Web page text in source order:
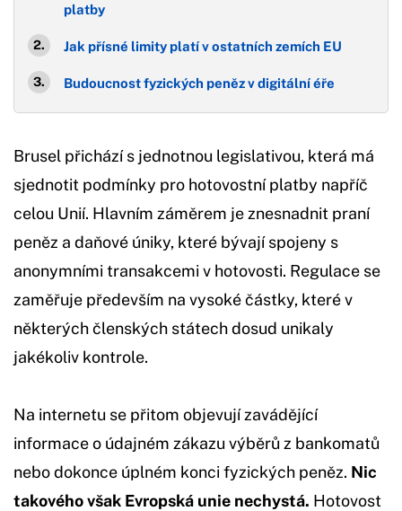
platby
Jak přísné limity platí v ostatních zemích EU
Budoucnost fyzických peněz v digitální éře
Brusel přichází s jednotnou legislativou, která má
sjednotit podmínky pro hotovostní platby napříč
celou Unií. Hlavním záměrem je znesnadnit praní
peněz a daňové úniky, které bývají spojeny s
anonymními transakcemi v hotovosti. Regulace se
zaměřuje především na vysoké částky, které v
některých členských státech dosud unikaly
jakékoliv kontrole.
Na internetu se přitom objevují zavádějící
informace o údajném zákazu výběrů z bankomatů
nebo dokonce úplném konci fyzických peněz. Nic
takového však Evropská unie nechystá. Hotovost